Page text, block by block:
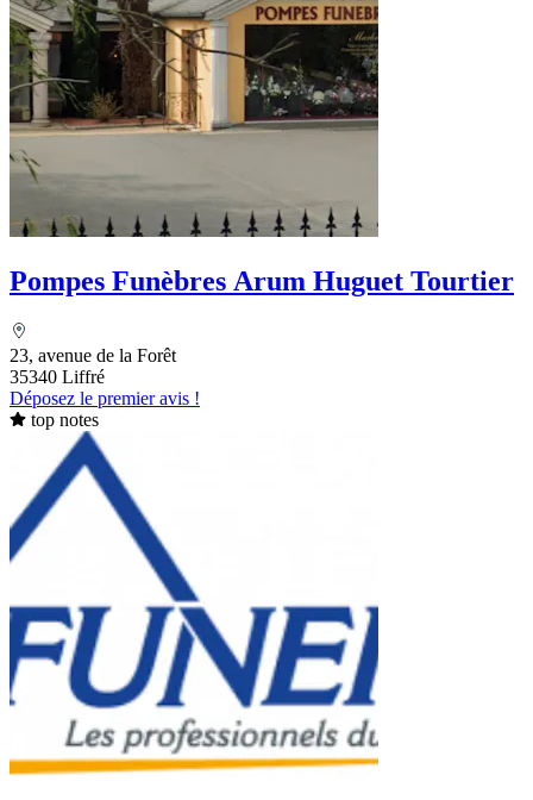
Pompes Funèbres Arum Huguet Tourtier
23, avenue de la Forêt
35340 Liffré
Déposez le premier avis !
top notes